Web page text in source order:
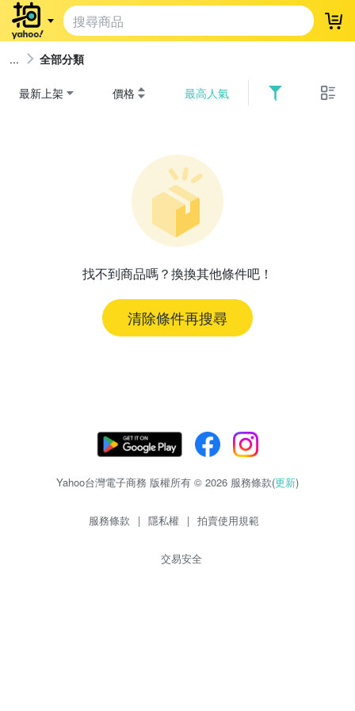
登
全部分類
最新上架 價格 最高人氣
找不到商品嗎？換換其他條件吧！
清除條件再搜尋
Yahoo台灣電子商務 版權所有 © 2026 服務條款(更新)
服務條款 | 隱私權 | 拍賣使用規範
交易安全